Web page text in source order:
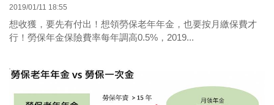
2019/01/11 18:55
想收獲，要先有付出！想領勞保老年年金，也要按月繳保費才
行！勞保年金保險費率每年調高0.5%，2019...